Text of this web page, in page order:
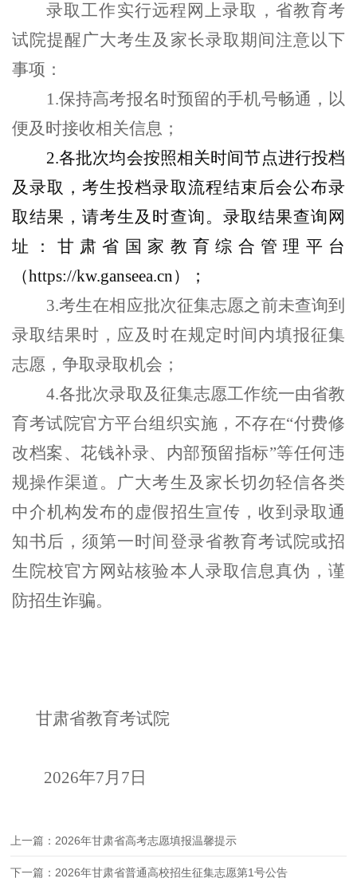
录取工作实行远程网上录取，省教育考
试院提醒广大考生及家长录取期间注意以下
事项：
1.保持高考报名时预留的手机号畅通，以
便及时接收相关信息；
2.各批次均会按照相关时间节点进行投档
及录取，考生投档录取流程结束后会公布录
取结果，请考生及时查询。 录取结果查询网
址： 甘肃省国家教育综合管理平台
（https://kw.ganseea.cn）；
3.考生在相应批次征集志愿之前未查询到
录取结果时， 应及时在规定时间内填报征集
志愿 ， 争取录取机会 ；
4.各批次录取及征集志愿工作统一由省教
育考试院官方平台组织实施，不存在“付费修
改档案、花钱补录、内部预留指标”等任何违
规操作渠道。广大考生及家长切勿轻信各类
中介机构发布的虚假招生宣传，收到录取通
知书后，须第一时间登录省教育考试院或招
生院校官方网站核验本人录取信息真伪，谨
防招生诈骗。
甘肃省教育考试院
2026年7月7日
上一篇：2026年甘肃省高考志愿填报温馨提示
下一篇：2026年甘肃省普通高校招生征集志愿第1号公告